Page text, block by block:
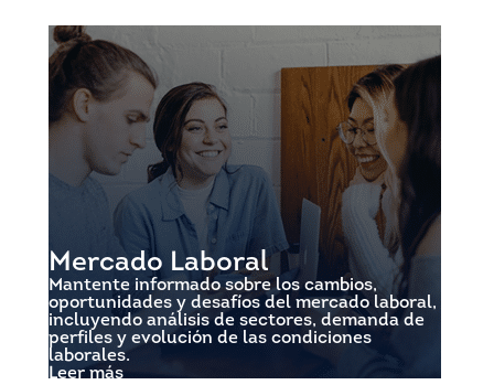
Mercado Laboral
Mantente informado sobre los cambios,
oportunidades y desafíos del mercado laboral,
incluyendo análisis de sectores, demanda de
perfiles y evolución de las condiciones
laborales.
Leer más